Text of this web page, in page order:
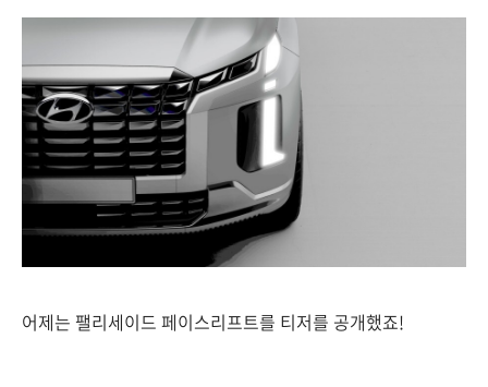
어제는 팰리세이드 페이스리프트를 티저를 공개했죠!